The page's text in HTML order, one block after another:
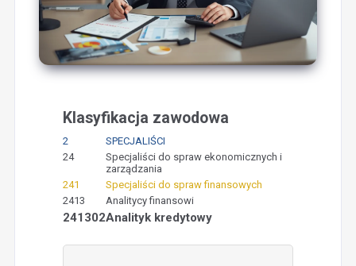
Klasyfikacja zawodowa
2
SPECJALIŚCI
24
Specjaliści do spraw ekonomicznych i
zarządzania
241
Specjaliści do spraw finansowych
2413
Analitycy finansowi
241302Analityk kredytowy